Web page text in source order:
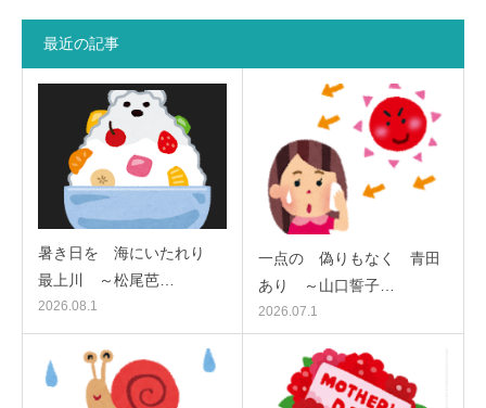
最近の記事
暑き日を 海にいたれり
最上川 ～松尾芭…
2026.08.1
一点の 偽りもなく 青田
あり ～山口誓子…
2026.07.1